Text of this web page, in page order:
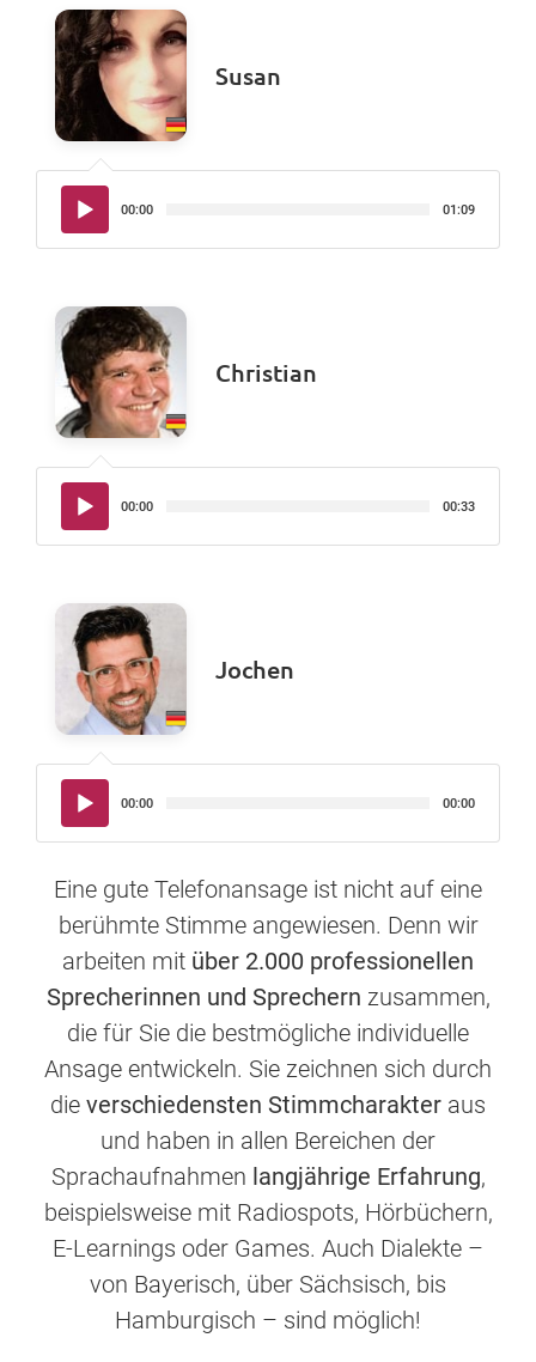
Susan
Audio-
Player
00:00 01:09
Christian
Audio-
Player
00:00 00:33
Jochen
Audio-
Player
00:00 00:00
Eine gute Telefonansage ist nicht auf eine
berühmte Stimme angewiesen. Denn wir
arbeiten mit über 2.000 professionellen
Sprecherinnen und Sprechern zusammen,
die für Sie die bestmögliche individuelle
Ansage entwickeln. Sie zeichnen sich durch
die verschiedensten Stimmcharakter aus
und haben in allen Bereichen der
Sprachaufnahmen langjährige Erfahrung,
beispielsweise mit Radiospots, Hörbüchern,
E-Learnings oder Games. Auch Dialekte –
von Bayerisch, über Sächsisch, bis
Hamburgisch – sind möglich!